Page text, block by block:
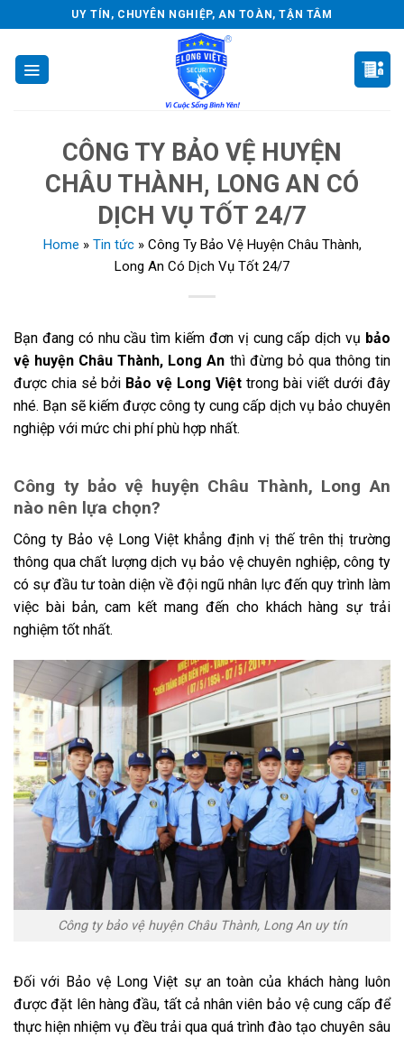
to
content
UY TÍN, CHUYÊN NGHIỆP, AN TOÀN, TẬN TÂM
CÔNG TY BẢO VỆ HUYỆN
CHÂU THÀNH, LONG AN CÓ
DỊCH VỤ TỐT 24/7
Home » Tin tức» Công Ty Bảo Vệ Huyện Châu Thành,
Long An Có Dịch Vụ Tốt 24/7
Bạn đang có nhu cầu tìm kiếm đơn vị cung cấp dịch vụ bảo
vệ huyện Châu Thành, Long An thì đừng bỏ qua thông tin
được chia sẻ bởi Bảo vệ Long Việt trong bài viết dưới đây
nhé. Bạn sẽ kiếm được công ty cung cấp dịch vụ bảo chuyên
nghiệp với mức chi phí phù hợp nhất.
Công ty bảo vệ huyện Châu Thành, Long An
nào nên lựa chọn?
Công ty Bảo vệ Long Việt khẳng định vị thế trên thị trường
thông qua chất lượng dịch vụ bảo vệ chuyên nghiệp, công ty
có sự đầu tư toàn diện về đội ngũ nhân lực đến quy trình làm
việc bài bản, cam kết mang đến cho khách hàng sự trải
nghiệm tốt nhất.
Công ty bảo vệ huyện Châu Thành, Long An uy tín
Đối với Bảo vệ Long Việt sự an toàn của khách hàng luôn
được đặt lên hàng đầu, tất cả nhân viên bảo vệ cung cấp để
thực hiện nhiệm vụ đều trải qua quá trình đào tạo chuyên sâu